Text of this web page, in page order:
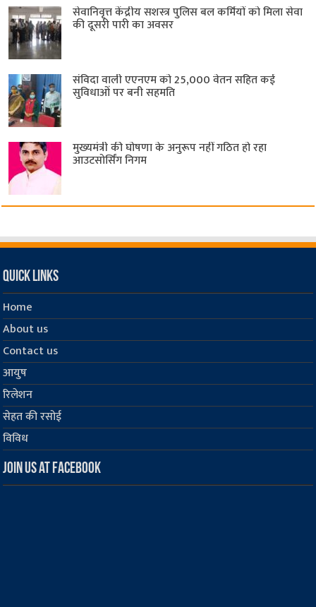
सेवानिवृत्त केंद्रीय सशस्त्र पुलिस बल ​कर्मियों को मिला सेवा
की दूसरी पारी का अवसर
संविदा वाली एएनएम को 25,000 वेतन सहित कई
सुविधाओं पर बनी सहमति
मुख्यमंत्री की घोषणा के अनुरूप नहीं गठित हो रहा
आउटसोर्सिंग निगम
Quick Links
Home
About us
Contact us
आयुष
रिलेशन
सेहत की रसोई
विविध
Join us at Facebook